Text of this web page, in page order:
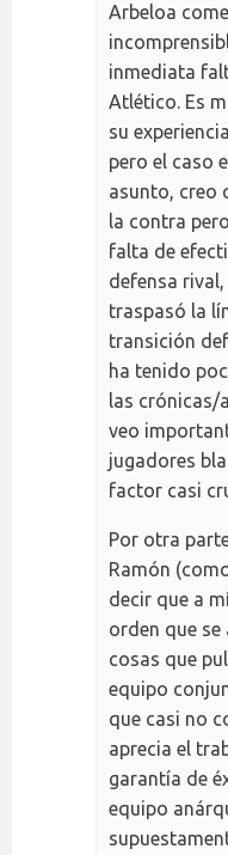
Arbeloa
inmediata
Atlético. Es
su
pero el caso
asunto, creo
la contra
falta de
defensa
traspasó la
transición
ha tenido
las crónicas/
veo
jugadores
factor casi
Por otra
Ramón
decir que a
orden que se
cosas que
equipo
que casi no
aprecia el
garantía de
equipo